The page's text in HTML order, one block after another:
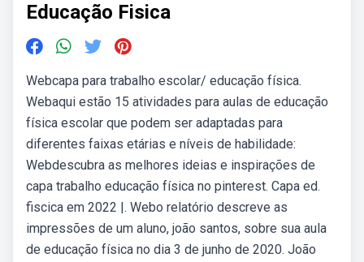
Educação Fisica
Webcapa para trabalho escolar/ educação física.
Webaqui estão 15 atividades para aulas de educação
física escolar que podem ser adaptadas para
diferentes faixas etárias e níveis de habilidade:
Webdescubra as melhores ideias e inspirações de
capa trabalho educação física no pinterest. Capa ed.
fiscica em 2022 |. Webo relatório descreve as
impressões de um aluno, joão santos, sobre sua aula
de educação física no dia 3 de junho de 2020. João